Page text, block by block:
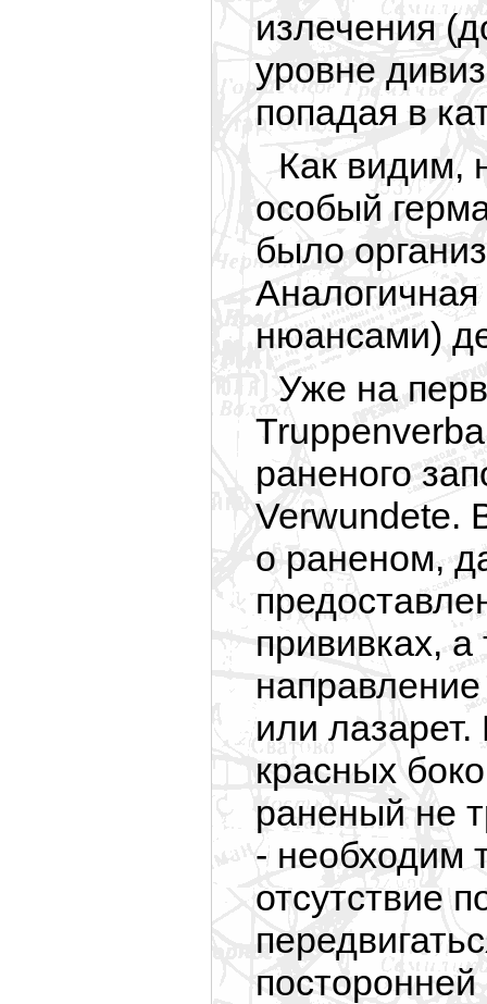
излечения
уровне
попадая в
Как видим,
особый
было
нюансами)
Уже на
раненого
Verwundete.
о раненом,
прививках,
или лазарет.
красных
раненый не
- необходим
отсутствие